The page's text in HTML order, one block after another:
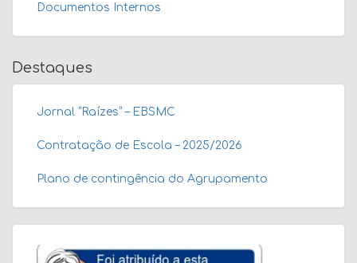
Documentos Internos
Destaques
Jornal “Raízes” – EBSMC
Contratação de Escola – 2025/2026
Plano de contingência do Agrupamento